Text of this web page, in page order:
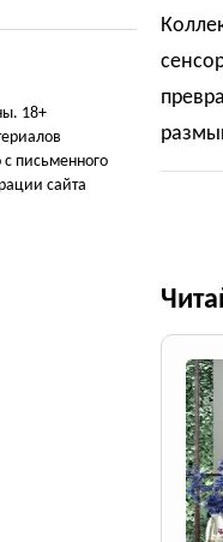
18+
с письменного
сайта